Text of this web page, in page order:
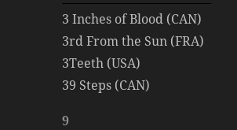
3 Inches of Blood (CAN)
3rd From the Sun (FRA)
3Teeth (USA)
39 Steps (CAN)
9